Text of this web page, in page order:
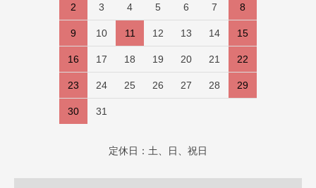
2 3 4 5 6 7 8
9 10 11 12 13 14 15
16 17 18 19 20 21 22
23 24 25 26 27 28 29
30 31
定休日：土、日、祝日